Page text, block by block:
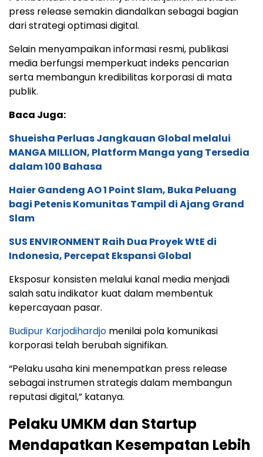
press release semakin diandalkan sebagai bagian
dari strategi optimasi digital.
Selain menyampaikan informasi resmi, publikasi
media berfungsi memperkuat indeks pencarian
serta membangun kredibilitas korporasi di mata
publik.
Baca Juga:
Shueisha Perluas Jangkauan Global melalui
MANGA MILLION, Platform Manga yang Tersedia
dalam 100 Bahasa
Haier Gandeng AO 1 Point Slam, Buka Peluang
bagi Petenis Komunitas Tampil di Ajang Grand
Slam
SUS ENVIRONMENT Raih Dua Proyek WtE di
Indonesia, Percepat Ekspansi Global
Eksposur konsisten melalui kanal media menjadi
salah satu indikator kuat dalam membentuk
kepercayaan pasar.
Budipur Karjodihardjo menilai pola komunikasi
korporasi telah berubah signifikan.
“Pelaku usaha kini menempatkan press release
sebagai instrumen strategis dalam membangun
reputasi digital,” katanya.
Pelaku UMKM dan Startup
Mendapatkan Kesempatan Lebih